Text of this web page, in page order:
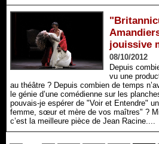
jouissive
08/10/2012
Depuis
vu une
au théâtre ? Depuis combien de temps
le génie d’une comédienne sur les
pouvais-je espérer de "Voir et Entendre"
femme, sœur et mère de vos maîtres" ?
c’est la meilleure pièce de Jean Racine....